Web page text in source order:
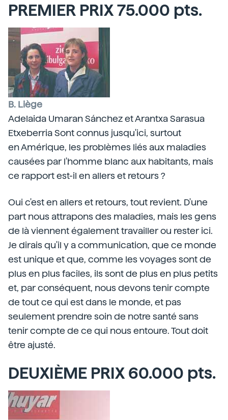
PREMIER PRIX 75.000 pts.
B. Liège
Adelaida Umaran Sánchez et Arantxa Sarasua
Etxeberria Sont connus jusqu'ici, surtout
en Amérique, les problèmes liés aux maladies
causées par l'homme blanc aux habitants, mais
ce rapport est-il en allers et retours ?
Oui c'est en allers et retours, tout revient. D'une
part nous attrapons des maladies, mais les gens
de là viennent également travailler ou rester ici.
Je dirais qu'il y a communication, que ce monde
est unique et que, comme les voyages sont de
plus en plus faciles, ils sont de plus en plus petits
et, par conséquent, nous devons tenir compte
de tout ce qui est dans le monde, et pas
seulement prendre soin de notre santé sans
tenir compte de ce qui nous entoure. Tout doit
être ajusté.
DEUXIÈME PRIX 60.000 pts.